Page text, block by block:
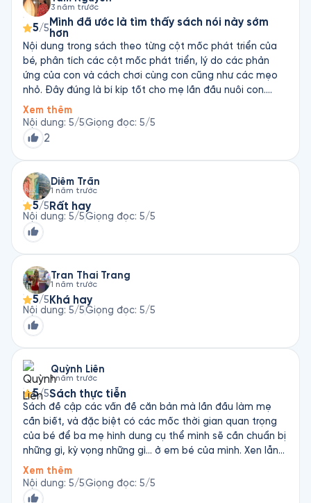
3 năm trước
5/5 Mình đã ước là tìm thấy sách nói này sớm
hơn
Nội dung trong sách theo từng cột mốc phát triển của
bé, phân tích các cột mốc phát triển, lý do các phản
ứng của con và cách chơi cùng con cũng như các mẹo
nhỏ. Đây đúng là bí kíp tốt cho mẹ lần đầu nuôi con.
Mình cũng có tham gia 1 buổi hội thảo của tác giả Tú
Anh, cô chia sẽ cách đoán tính cách và cách cư xử hợp
lú với con nhỏ rất hay. Đã mua sách giấy nhưng vì bận
quá nên chưa đọc hết sách được. Nhờ có Fonos mà
mình đc nghe hết nội dung trong sách.
Xem thêm
Nội dung: 5/5Giọng đọc: 5/5
2
Diễm Trần
1 năm trước
5/5 Rất hay
Nội dung: 5/5Giọng đọc: 5/5
Tran Thai Trang
1 năm trước
5/5 Khá hay
Nội dung: 5/5Giọng đọc: 5/5
Quỳnh Liên
1 năm trước
5/5Sách thực tiễn
Sách đề cập các vấn đề căn bản mà lần đầu làm mẹ
cần biết, và đặc biệt có các mốc thời gian quan trọng
của bé để ba mẹ hình dung cụ thể mình sẽ cần chuẩn bị
những gì, kỳ vọng những gì… ở em bé của mình. Xen lẫn
ngôi kể thứ 3 và thứ 1 (như đối thoại trực tiếp với em bé)
cảm thấy rất truyền cảm. Có thể mình sẽ mua thêm
sách giấy hoặc nghe lại nhiều lần ở những tháng sau để
Xem thêm
Nội dung: 5/5Giọng đọc: 5/5